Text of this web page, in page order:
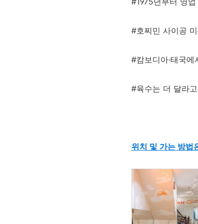
#호찌민 사이공
#캄보디아·태국
#육수는 더 달라
위치 및 가는 방법